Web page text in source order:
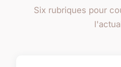
Six rubriques pour